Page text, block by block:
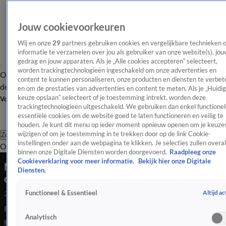
OverzichtAfleveringen Entertainment TV Algemeen
Tip
de redactieNieuwsbrief
Volg Shownieuws
Zoeken
OverzichtEntertainmentSpraakmakendRealityCrimeVideo's
Nieuwe verklaring Ronnie Flex zorgt voor
ongemakkelijk moment in rechtbank
25 mrt 2026, 08:39
Ronnie Flex werd in de loop naar het hoger beroep van Ali B
gevraagd opnieuw een verklaring af te leggen. Ronnie meent
Jouw cookievoorkeuren
Wij en onze 29 partners gebruiken cookies en vergelijkbare technieken
informatie te verzamelen over jou als gebruiker van onze website(s),
gedrag en jouw apparaten. Als je „Alle cookies accepteren” selecteert,
worden trackingtechnologieën ingeschakeld om onze advertenties en
content te kunnen personaliseren, onze producten en diensten te
en om de prestaties van advertenties en content te meten. Als je
keuze opslaan” selecteert of je toestemming intrekt, worden deze
trackingtechnologieën uitgeschakeld. We gebruiken dan enkel
essentiële cookies om de website goed te laten functioneren en veilig te
houden. Je kunt dit menu op ieder moment opnieuw openen om je
wijzigen of om je toestemming in te trekken door op de link Cookie-
instellingen onder aan de webpagina te klikken. Je selecties zullen overal
binnen onze Digitale Diensten worden doorgevoerd. Raadpleeg onze
Cookieverklaring voor meer informatie.
Bekijk hier onze Digitale
Diensten.
Functioneel & Essentieel Altijd
Analytisch